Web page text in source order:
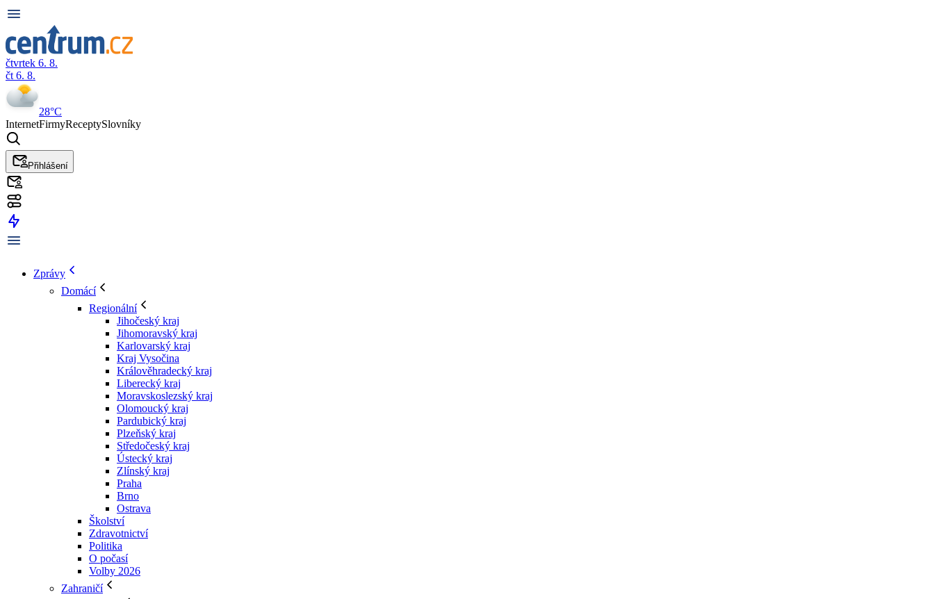
čtvrtek 6. 8.
čt 6. 8.
28°C
InternetFirmyReceptySlovníky
Přihlášení
Zprávy
Domácí
Regionální
Jihočeský kraj
Jihomoravský kraj
Karlovarský kraj
Kraj Vysočina
Králověhradecký kraj
Liberecký kraj
Moravskoslezský kraj
Olomoucký kraj
Pardubický kraj
Plzeňský kraj
Středočeský kraj
Ústecký kraj
Zlínský kraj
Praha
Brno
Ostrava
Školství
Zdravotnictví
Politika
O počasí
Volby 2026
Zahraničí